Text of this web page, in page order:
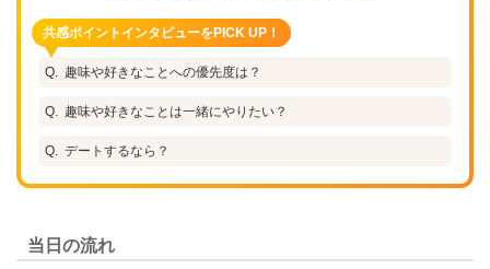
共感ポイントインタビューをPICK UP！
趣味や好きなことへの優先度は？
趣味や好きなことは一緒にやりたい？
デートするなら？
当日の流れ